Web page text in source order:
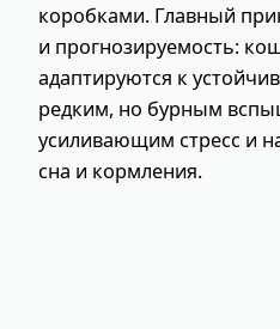
коробками. Главный
и прогнозируемость:
адаптируются к
редким, но бурным
усиливающим стресс и
сна и кормления.